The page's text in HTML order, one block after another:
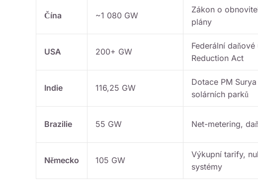
Čína ~1 080 GW
Zákon o
plány
USA 200+ GW
Federální
Reduction Act
Indie 116,25 GW
Dotace PM
solárních parků
Brazilie 55 GW Net-metering,
Německo 105 GW
Výkupní tarify,
systémy